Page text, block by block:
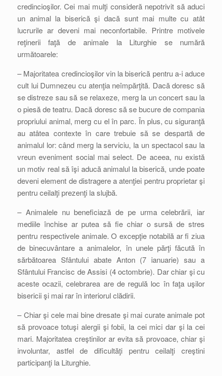
credincioşilor. Cei mai mulţi consideră nepotrivit să aduci
un animal la biserică şi dacă sunt mai multe cu atât
lucrurile ar deveni mai neconfortabile. Printre motivele
reţinerii faţă de animale la Liturghie se numără
următoarele:
– Majoritatea credincioşilor vin la biserică pentru a-i aduce
cult lui Dumnezeu cu atenţia neîmpărţită. Dacă doresc să
se distreze sau să se relaxeze, merg la un concert sau la
o piesă de teatru. Dacă doresc să se bucure de compania
propriului animal, merg cu el în parc. În plus, cu siguranţă
au atâtea contexte în care trebuie să se despartă de
animalul lor: când merg la serviciu, la un spectacol sau la
vreun eveniment social mai select. De aceea, nu există
un motiv real să îşi aducă animalul la biserică, unde poate
deveni element de distragere a atenţiei pentru proprietar şi
pentru ceilalţi prezenţi la slujbă.
– Animalele nu beneficiază de pe urma celebrării, iar
mediile închise ar putea să fie chiar o sursă de stres
pentru respectivele animale. O excepţie notabilă ar fi ziua
de binecuvântare a animalelor, în unele părţi făcută în
sărbătoarea Sfântului abate Anton (7 ianuarie) sau a
Sfântului Francisc de Assisi (4 octombrie). Dar chiar şi cu
aceste ocazii, celebrarea are de regulă loc în faţa uşilor
bisericii şi mai rar în interiorul clădirii.
– Chiar şi cele mai bine dresate şi mai curate animale pot
să provoace totuşi alergii şi fobii, la cei mici dar şi la cei
mari. Majoritatea creştinilor ar evita să provoace, chiar şi
involuntar, astfel de dificultăţi pentru ceilalţi creştini
participanţi la Liturghie.